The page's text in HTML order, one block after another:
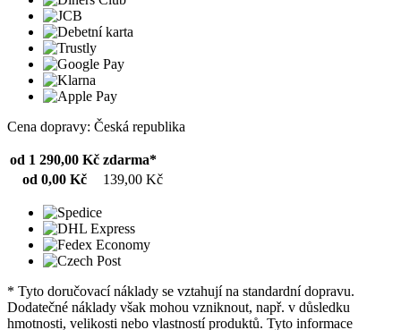
Cena dopravy: Česká republika
od 1 290,00 Kč zdarma*
od 0,00 Kč
139,00 Kč
* Tyto doručovací náklady se vztahují na standardní dopravu.
Dodatečné náklady však mohou vzniknout, např. v důsledku
hmotnosti, velikosti nebo vlastností produktů. Tyto informace